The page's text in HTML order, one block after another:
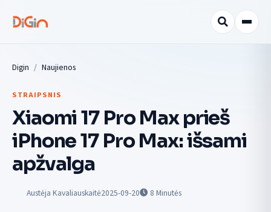
Digin Naujienos
STRAIPSNIS
Xiaomi 17 Pro Max prieš
iPhone 17 Pro Max: išsami
apžvalga
Austėja Kavaliauskaitė2025-09-20 8 Minutės